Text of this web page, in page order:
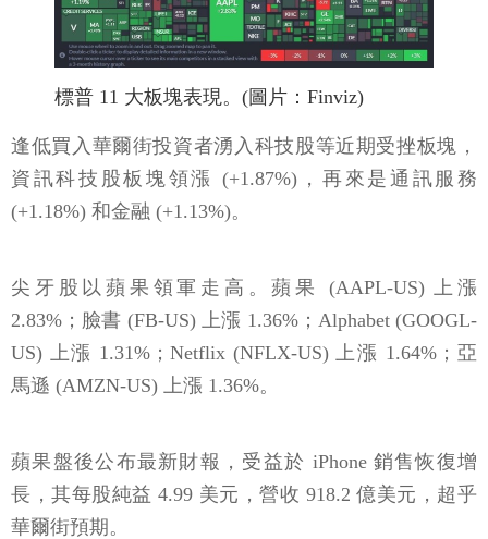
標普 11 大板塊表現。(圖片：Finviz)
逢低買入華爾街投資者湧入科技股等近期受挫板塊，
資訊科技股板塊領漲 (+1.87%)，再來是通訊服務
(+1.18%) 和金融 (+1.13%)。
尖牙股以蘋果領軍走高。蘋果 (AAPL-US) 上漲
2.83%；臉書 (FB-US) 上漲 1.36%；Alphabet (GOOGL-
US) 上漲 1.31%；Netflix (NFLX-US) 上漲 1.64%；亞
馬遜 (AMZN-US) 上漲 1.36%。
蘋果盤後公布最新財報，受益於 iPhone 銷售恢復增
長，其每股純益 4.99 美元，營收 918.2 億美元，超乎
華爾街預期。